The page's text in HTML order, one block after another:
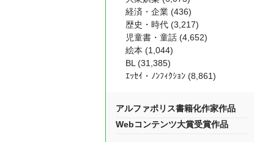
経済・企業 (436)
歴史・時代 (3,217)
児童書・童話 (4,652)
絵本 (1,044)
BL (31,385)
ｴｯｾｲ・ﾉﾝﾌｨｸｼｮﾝ (8,861)
アルファポリス書籍化作家作品
Webコンテンツ大賞受賞作品